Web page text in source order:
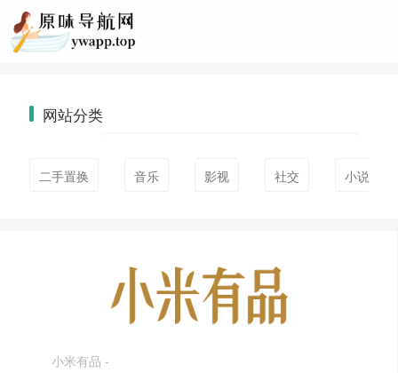
网站分类
二手置换 音乐 影视 社交 小说
小米有品 -